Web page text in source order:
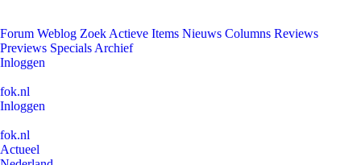
Forum Weblog Zoek Actieve Items Nieuws Columns Reviews
Previews Specials Archief
Inloggen
fok.nl
Inloggen
fok.nl
Actueel